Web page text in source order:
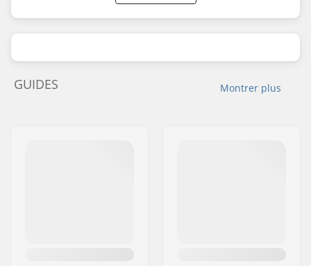
Montrer plus
GUIDES